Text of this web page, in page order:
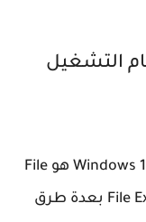
التشغيل
تطبيق إدارة الملفات الافتراضي في Windows 10 هو File
Explorer. يمكنك الوصول إلى File Explorer بعدة طرق